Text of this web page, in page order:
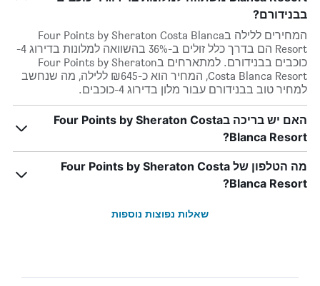
בבנידורם?
המחירים ללילה בFour Points by Sheraton Costa Blanca
Resort הם בדרך כלל זולים ב-36% בהשוואה למלונות בדירוג 4-
כוכבים בבנידורם. למתארחים בFour Points by Sheraton
Costa Blanca Resort, המחיר הוא כ-₪645 ללילה, מה שנחשב
למחיר טוב בבנידורם עבור מלון בדירוג 4-כוכבים.
האם יש בריכה בFour Points by Sheraton Costa
Blanca Resort?
מה הטלפון של Four Points by Sheraton Costa
Blanca Resort?
שאלות נפוצות נוספות